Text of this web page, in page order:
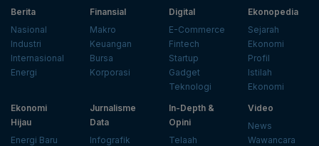
Berita
Nasional
Industri
Internasional
Energi
Finansial
Makro
Keuangan
Bursa
Korporasi
Digital
E-Commerce
Fintech
Startup
Gadget
Teknologi
Ekonopedia
Sejarah
Ekonomi
Profil
Istilah
Ekonomi
Ekonomi
Hijau
Energi Baru
Jurnalisme
Data
Infografik
In-Depth &
Opini
Telaah
Video
News
Wawancara